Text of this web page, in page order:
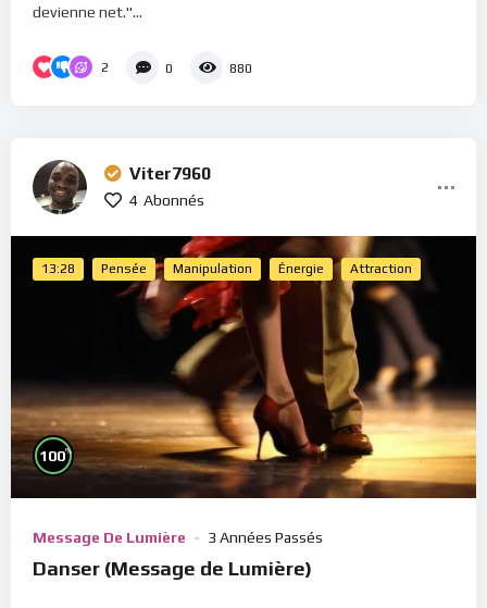
devienne net."...
2 0 880
Viter7960
4 Abonnés
13:28 Pensée Manipulation Énergie Attraction
100%
Message De Lumière 3 Années Passés
Danser (Message de Lumière)